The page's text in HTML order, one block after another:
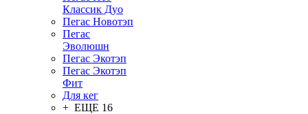
Классик Дуо
Пегас Новотэп
Пегас
Эволюшн
Пегас Экотэп
Пегас Экотэп
Фит
Для кег
+ ЕЩЕ 16